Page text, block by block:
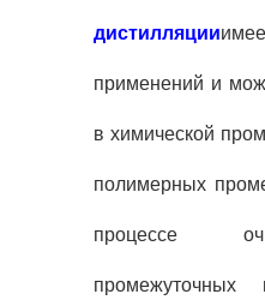
дистилляции
применений и
в химической
полимерных
процессе
промежуточных